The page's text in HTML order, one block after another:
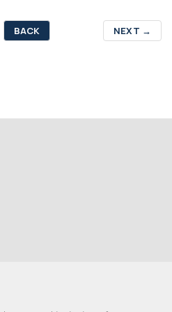
BACK NEXT →